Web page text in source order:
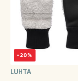
-20%
LUHTA